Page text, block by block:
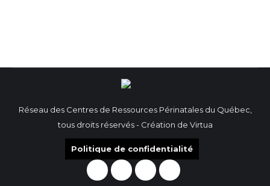
Réseau des Centres de Ressources Périnatales du Québec,
tous droits réservés - Création de Virtua
Politique de confidentialité